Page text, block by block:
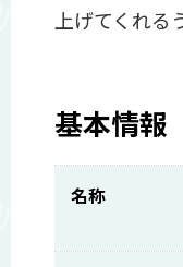
上げてくれる
基本情報
名称